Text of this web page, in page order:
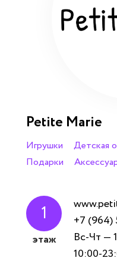
Petite Marie
Игрушки Детская
Подарки
1
этаж
+7 (964)
Вс-Чт —
10:00-